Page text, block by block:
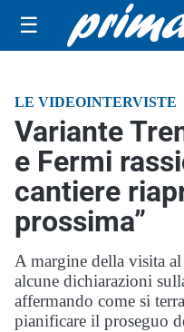
☰
LE VIDEOINTERVISTE
Variante
e Fermi
cantiere
prossima”
A margine della visita
alcune dichiarazioni
affermando come si
pianificare il proseguo